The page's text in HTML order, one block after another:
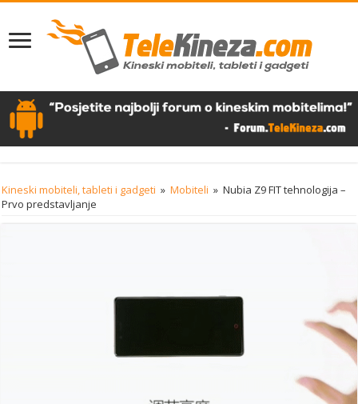
Kineski mobiteli, tableti i gadgeti » Mobiteli » Nubia Z9 FIT tehnologija –
Prvo predstavljanje